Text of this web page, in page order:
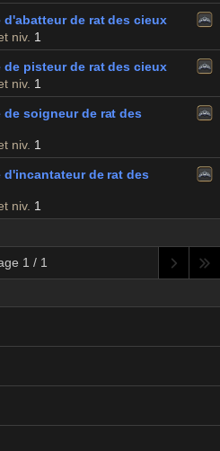
d'abatteur de rat des cieux
niv. 1
de pisteur de rat des cieux
niv. 1
de soigneur de rat des
niv. 1
d'incantateur de rat des
niv. 1
1 / 1